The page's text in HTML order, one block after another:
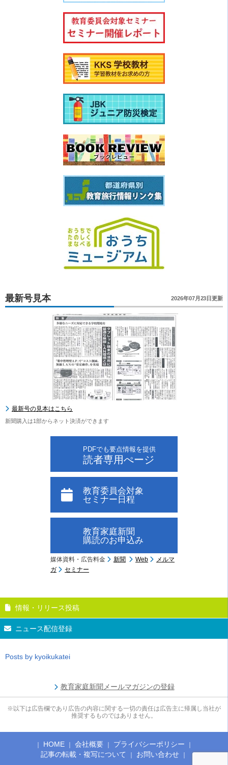
最新号見本 2026年07月23日更新
最新号の見本はこちら
新聞購入は1部からネット決済ができます
PDFでも要点情報を提供
読者専用ぺージ
教育委員会対象
セミナー日程
教育家庭新聞
購読のお申込み
媒体資料・広告料金 新聞 Web
メルマ
ガ
セミナー
情報・リリース投稿
ニュース配信登録
Posts by kyoikukatei
教育家庭新聞メールマガジンの登録
※以下は広告欄であり広告の内容に関する一切の責任は広告主に帰属し当社が
推奨するものではありません。
HOME 会社概要
プライバシーポリシー
記事の転載・複写について
お問い合わせ